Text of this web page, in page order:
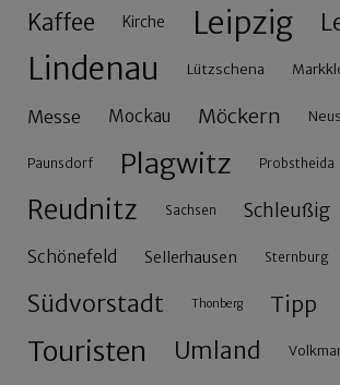
Kaffee Kirche Leipzig
Lindenau Lützschena
Messe Mockau Möckern
Paunsdorf Plagwitz Probstheida
Reudnitz Sachsen Schleußig
Schönefeld Sellerhausen Sternburg
Südvorstadt Thonberg Tipp
Touristen Umland